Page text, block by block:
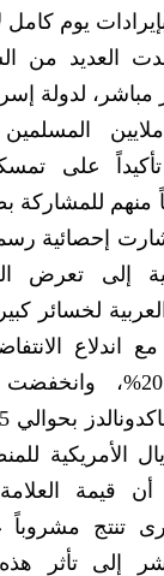
يوم كامل
العديد من
مباشر، لدولة
تأكيداً على
منهم للمشاركة
إحصائية
إلى تعرض
لخسائر
مع اندلاع
الكوكاكولا بنسبة
قيمة العلامة
تنتج مشروباً
وكمؤشر إلى